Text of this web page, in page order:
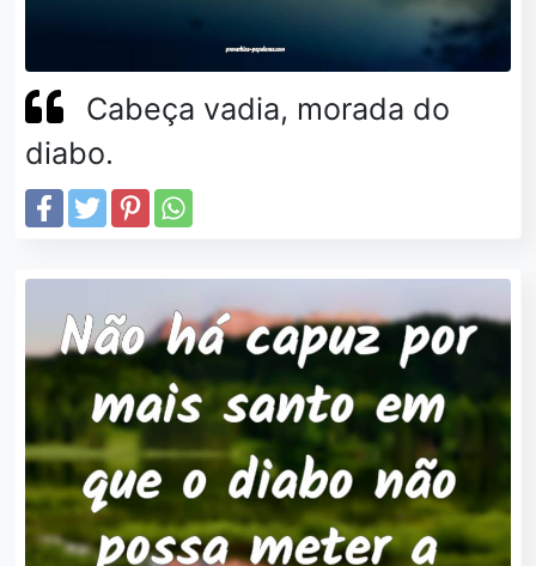
Cabeça vadia, morada do
diabo.